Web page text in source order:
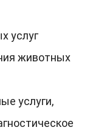
услуг
животных
услуги,